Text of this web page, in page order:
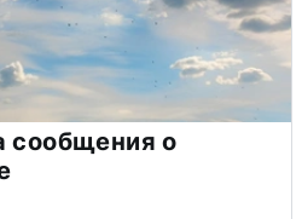
сообщения о